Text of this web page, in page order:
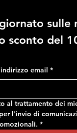
RAGNO - Costume in
mimetica, con tasche
Prezzo
24,90 €
sconto del
email *
al trattamento dei
l'invio di
*